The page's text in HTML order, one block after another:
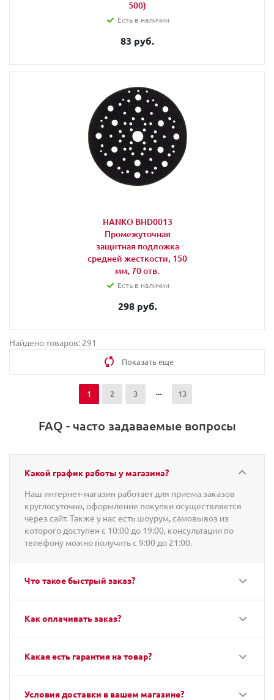
500)
Есть в наличии
83 руб.
HANKO BHD0013
Промежуточная
защитная подложка
средней жесткости, 150
мм, 70 отв.
Есть в наличии
298 руб.
Найдено товаров: 291
Показать еще
1 2 3 13
FAQ - часто задаваемые вопросы
Какой график работы у магазина?
Наш интернет-магазин работает для приема заказов
круглосуточно, оформление покупки осуществляется
через сайт. Также у нас есть шоурум, самовывоз из
которого доступен с 10:00 до 19:00, консультации по
телефону можно получить с 9:00 до 21:00.
Что такое быстрый заказ?
Как оплачивать заказ?
Какая есть гарантия на товар?
Условия доставки в вашем магазине?